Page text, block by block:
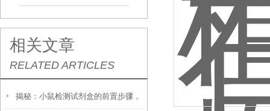
相关文章
RELATED ARTICLES
揭秘：小鼠检测试剂盒的前置步骤，